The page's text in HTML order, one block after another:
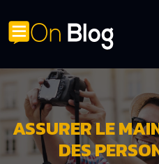
ASSURER LE
DES